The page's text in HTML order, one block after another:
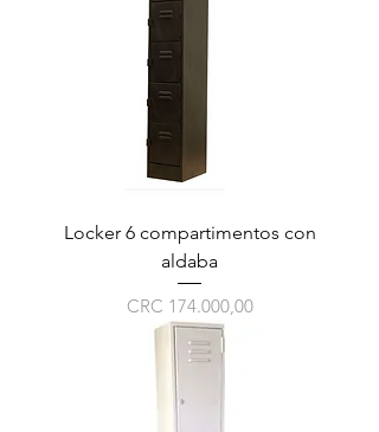
Locker 6 compartimentos con
aldaba
Preço
CRC 174.000,00